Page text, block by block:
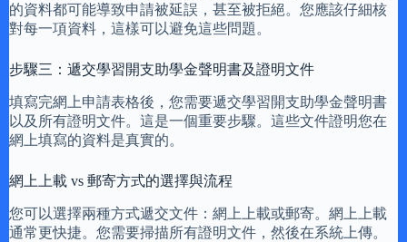
的資料都可能導致申請被延誤，甚至被拒絕。您應該仔細核
對每一項資料，這樣可以避免這些問題。
步驟三：遞交學習開支助學金聲明書及證明文件
填寫完網上申請表格後，您需要遞交學習開支助學金聲明書
以及所有證明文件。這是一個重要步驟。這些文件證明您在
網上填寫的資料是真實的。
網上上載 vs 郵寄方式的選擇與流程
您可以選擇兩種方式遞交文件：網上上載或郵寄。網上上載
通常更快捷。您需要掃描所有證明文件，然後在系統上傳。